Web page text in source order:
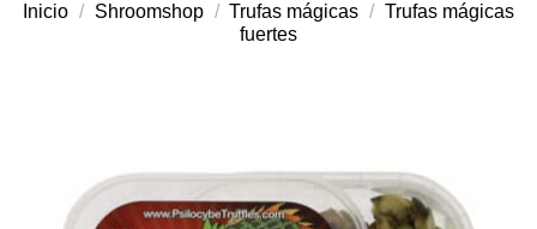
Inicio / Shroomshop / Trufas mágicas / Trufas mágicas
fuertes